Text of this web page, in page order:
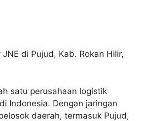
di Pujud, Kab. Rokan Hilir,
satu perusahaan logistik
Indonesia. Dengan jaringan
daerah, termasuk Pujud,